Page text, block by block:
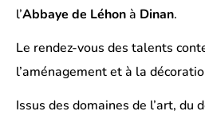
l’Abbaye de Léhonà Dinan.
Le rendez-vous des talents
l’aménagement et à la
Issus des domaines de l’art, du